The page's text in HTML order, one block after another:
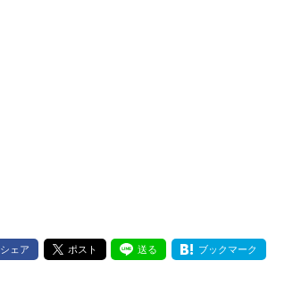
シェア ポスト 送る ブックマーク